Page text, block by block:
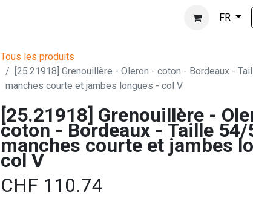
FR
Tous les produits
[25.21918] Grenouillère - Oleron - coton - Bordeaux -
manches courte et jambes longues - col V
[25.21918] Grenouillère -
coton - Bordeaux - Taille 54/
manches courte et jambes
col V
CHF 110.74